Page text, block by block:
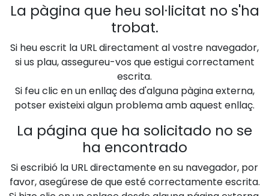
La pàgina que heu sol·licitat no s'ha
trobat.
Si heu escrit la URL directament al vostre navegador,
si us plau, assegureu-vos que estigui correctament
escrita.
Si feu clic en un enllaç des d'alguna pàgina externa,
potser existeixi algun problema amb aquest enllaç.
La página que ha solicitado no se
ha encontrado
Si escribió la URL directamente en su navegador, por
favor, asegúrese de que esté correctamente escrita.